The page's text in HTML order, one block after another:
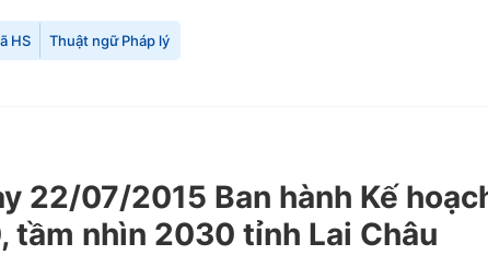
HS Thuật ngữ Pháp lý
22/07/2015 Ban hành Kế
tầm nhìn 2030 tỉnh Lai Châu